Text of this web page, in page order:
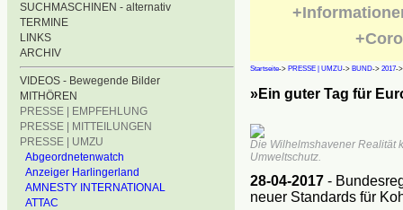
SUCHMASCHINEN - alternativ
TERMINE
LINKS
ARCHIV
VIDEOS - Bewegende Bilder
MITHÖREN
PRESSE | EMPFEHLUNG
PRESSE | MITTEILUNGEN
PRESSE | UMZU
Abgeordnetenwatch
Anzeiger Harlingerland
AMNESTY INTERNATIONAL
ATTAC
Startseite-> PRESSE | UMZU-> BUND-> 2017-
»Ein guter Tag für
Die Wilhelmshavener Realität
Umweltschutz.
28-04-2017 -
neuer Standards für